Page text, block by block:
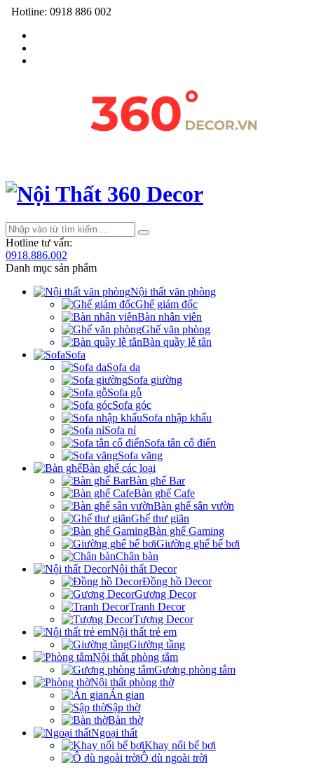
Hotline: 0918 886 002
Hotline tư vấn:
0918.886.002
Danh mục sản phẩm
Nội thất văn phòng
Ghế giám đốc
Bàn nhân viên
Ghế văn phòng
Bàn quầy lễ tân
Sofa
Sofa da
Sofa giường
Sofa gỗ
Sofa góc
Sofa nhập khẩu
Sofa nỉ
Sofa tân cổ điển
Sofa văng
Bàn ghế các loại
Bàn ghế Bar
Bàn ghế Cafe
Bàn ghế sân vườn
Ghế thư giãn
Bàn ghế Gaming
Giường ghế bể bơi
Chân bàn
Nội thất Decor
Đồng hồ Decor
Gương Decor
Tranh Decor
Tượng Decor
Nội thất trẻ em
Giường tầng
Nội thất phòng tắm
Gương phòng tắm
Nội thất phòng thờ
Án gian
Sập thờ
Bàn thờ
Ngoại thất
Khay nổi bể bơi
Ô dù ngoài trời